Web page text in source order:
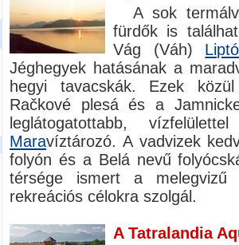
A sok
fürdők is
Vág (Váh)
Jéghegyek hatásának a
hegyi tavacskák. Ezek
Račkové plesá és a
leglátogatottabb,
Maravíztározó. A vadvizek
folyón és a Belá nevű
térsége ismert a melegvizű
rekreációs célokra szolgál.
A Tatralandia